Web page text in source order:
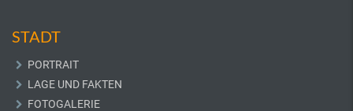
STADT
PORTRAIT
LAGE UND FAKTEN
FOTOGALERIE